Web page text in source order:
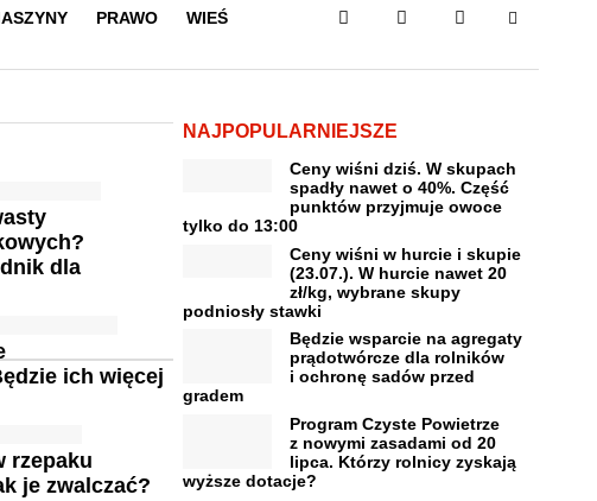
PRAWO WIEŚ
dla
ich więcej
rzepaku
je zwalczać?
NAJPOPULARNIEJSZE
Ceny wiśni dziś. W skupach
spadły nawet o 40%. Część
punktów przyjmuje owoce
tylko do 13:00
Ceny wiśni w hurcie i skupie
(23.07.). W hurcie nawet 20
zł/kg, wybrane skupy
podniosły stawki
Będzie wsparcie na agregaty
prądotwórcze dla rolników
i ochronę sadów przed
gradem
Program Czyste Powietrze
z nowymi zasadami od 20
lipca. Którzy rolnicy zyskają
wyższe dotacje?